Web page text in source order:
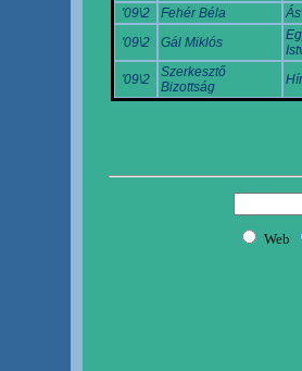
'09\2
Fehér Béla
'09\2
Gál Miklós
'09\2
Szerkesztő
Bizottság